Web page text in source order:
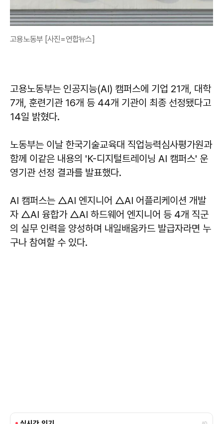
고용노동부 [사진=연합뉴스]
고용노동부는 인공지능(AI) 캠퍼스에 기업 21개, 대학
7개, 훈련기관 16개 등 44개 기관이 최종 선정됐다고
14일 밝혔다.
노동부는 이날 한국기술교육대 직업능력심사평가원과
함께 이같은 내용의 'K-디지털트레이닝 AI 캠퍼스' 운
영기관 선정 결과를 발표했다.
AI 캠퍼스는 △AI 엔지니어 △AI 어플리케이션 개발
자 △AI 융합가 △AI 하드웨어 엔지니어 등 4개 직군
의 실무 인력을 양성하며 내일배움카드 발급자라면 누
구나 참여할 수 있다.